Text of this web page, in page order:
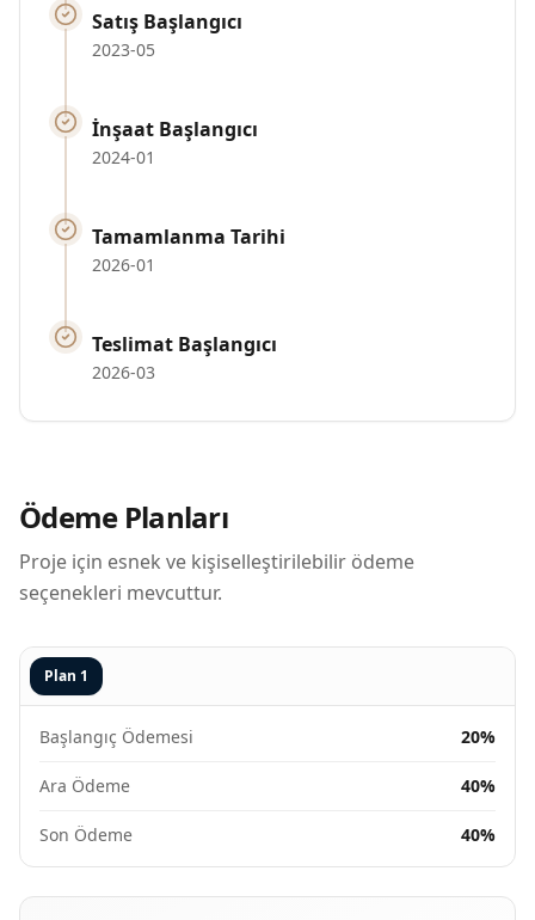
Satış Başlangıcı
2023-05
İnşaat Başlangıcı
2024-01
Tamamlanma Tarihi
2026-01
Teslimat Başlangıcı
2026-03
Ödeme Planları
Proje için esnek ve kişiselleştirilebilir ödeme
seçenekleri mevcuttur.
Plan 1
Başlangıç Ödemesi 20%
Ara Ödeme 40%
Son Ödeme 40%